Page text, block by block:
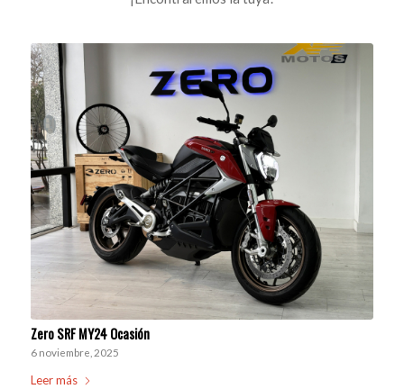
Zero SRF MY24 Ocasión
6 noviembre, 2025
Leer más